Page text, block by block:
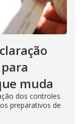
muda
dos controles
preparativos de